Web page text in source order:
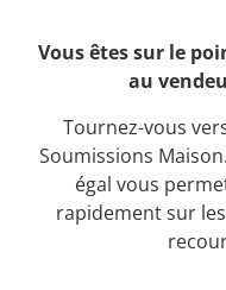
Vous êtes sur le
au
Tournez-vous
Soumissions
égal vous
rapidement sur